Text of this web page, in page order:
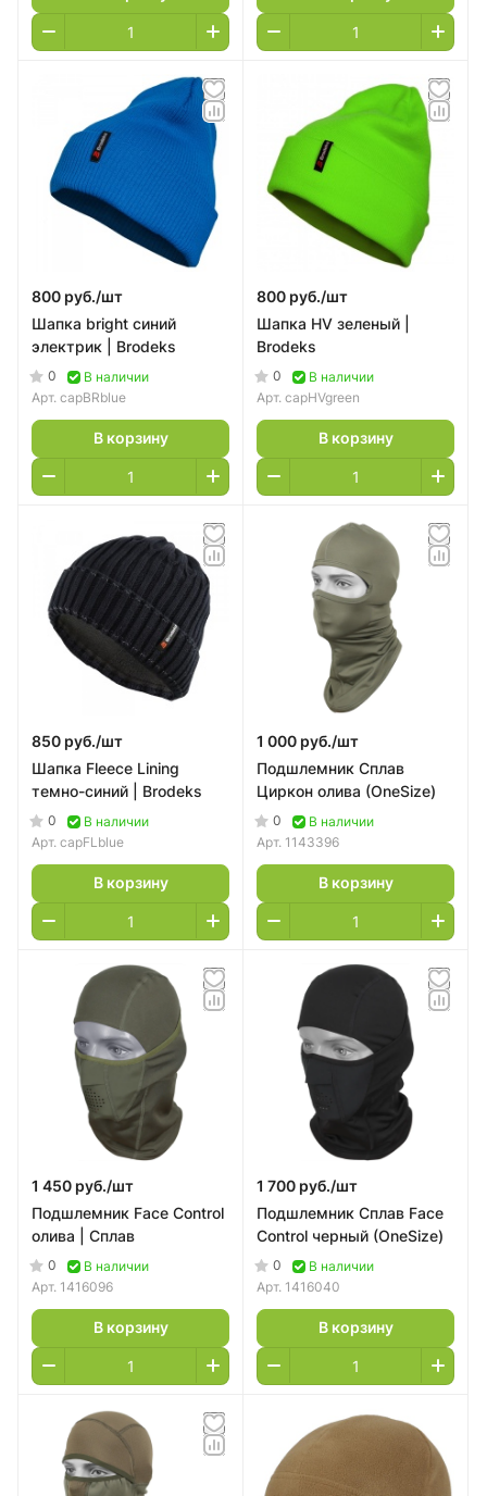
800 руб./шт
Шапка bright синий
электрик | Brodeks
0
В наличии
Арт. capBRblue
В корзину
800 руб./шт
Шапка HV зеленый |
Brodeks
0
В наличии
Арт. capHVgreen
В корзину
850 руб./шт
Шапка Fleece Lining
темно-синий | Brodeks
0
В наличии
Арт. capFLblue
В корзину
1 000 руб./шт
Подшлемник Сплав
Циркон олива (OneSize)
0
В наличии
Арт. 1143396
В корзину
1 450 руб./шт
Подшлемник Face Control
олива | Сплав
0
В наличии
Арт. 1416096
В корзину
1 700 руб./шт
Подшлемник Сплав Face
Control черный (OneSize)
0
В наличии
Арт. 1416040
В корзину